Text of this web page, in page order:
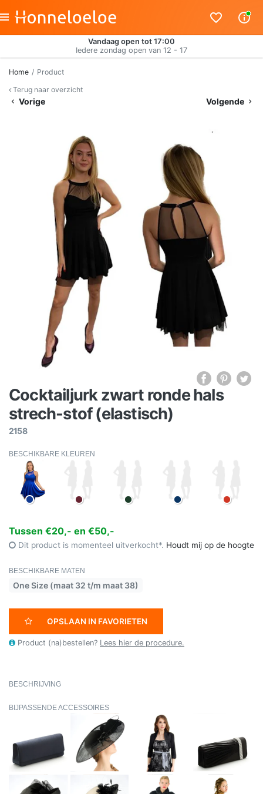
Vandaag open tot 17:00
Iedere zondag open van 12 - 17
Home
Product
Terug naar overzicht
Vorige Volgende
Cocktailjurk zwart ronde hals
strech-stof (elastisch)
2158
BESCHIKBARE KLEUREN
Tussen €20,- en €50,-
Dit product is momenteel uitverkocht*. Houdt mij op de hoogte
BESCHIKBARE MATEN
One Size (maat 32 t/m maat 38)
OPSLAAN IN FAVORIETEN
Product (na)bestellen? Lees hier de procedure.
BESCHRIJVING
BIJPASSENDE ACCESSOIRES